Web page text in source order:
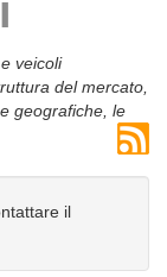
veicoli
del mercato,
geografiche, le
il